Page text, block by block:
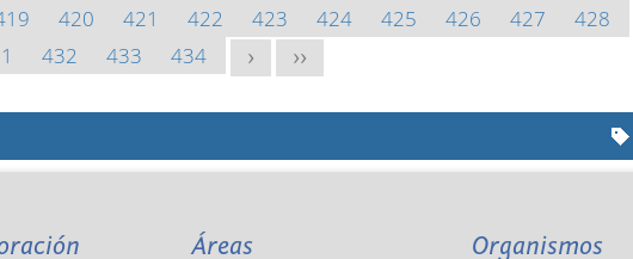
420 421 422 423 424 425 426 427
428
432 433 434 > >>
Áreas Organismos